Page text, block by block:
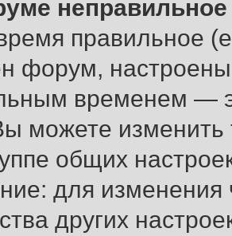
правильное
форум, настроены
временем —
можете изменить
общих
для изменения
других